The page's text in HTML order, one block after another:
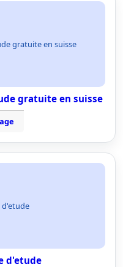
gratuite en suisse
gratuite en suisse
d'etude
d'etude